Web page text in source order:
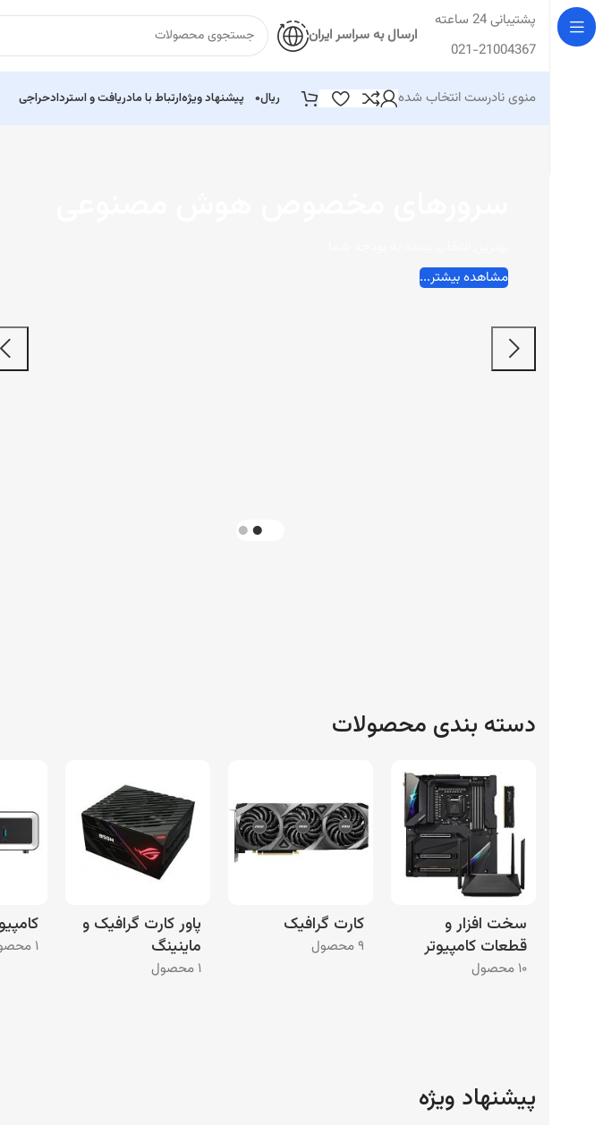
پشتیبانی 24 ساعته
021-21004367
ارسال به سراسر ایران
پیشنهاد ویژهارتباط با مادریافت و استردادحراجی منوی نادرست انتخاب شده ریال۰
مشاهده بیشتر...
دسته بندی محصولات
سخت افزار و
قطعات کامپیوتر
۱۰ محصول
کارت گرافیک
۹ محصول
پاور کارت گرافیک و
ماینینگ
۱ محصول
۱ محصول
پیشنهاد ویژه